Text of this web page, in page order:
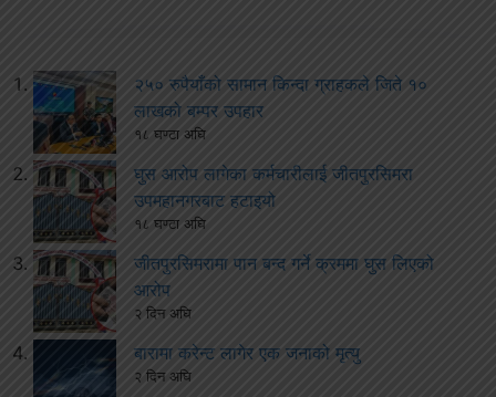
२५० रुपैयाँको सामान किन्दा ग्राहकले जिते १०
लाखको बम्पर उपहार
१८ घण्टा अघि
घुस आरोप लागेका कर्मचारीलाई जीतपुरसिमरा
उपमहानगरबाट हटाइयो
१८ घण्टा अघि
जीतपुरसिमरामा पान बन्द गर्ने क्रममा घुस लिएको
आरोप
२ दिन अघि
बारामा करेन्ट लागेर एक जनाको मृत्यु
२ दिन अघि